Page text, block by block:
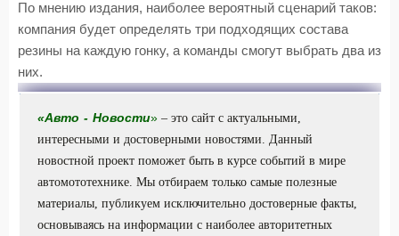
По мнению издания, наиболее вероятный сценарий таков:
компания будет определять три подходящих состава
резины на каждую гонку, а команды смогут выбрать два из
них.
«Авто -Новости» – это сайт с актуальными,
интересными и достоверными новостями. Данный
новостной проект поможет быть в курсе событий в мире
автомототехнике. Мы отбираем только самые полезные
материалы, публикуем исключительно достоверные факты,
основываясь на информации с наиболее авторитетных